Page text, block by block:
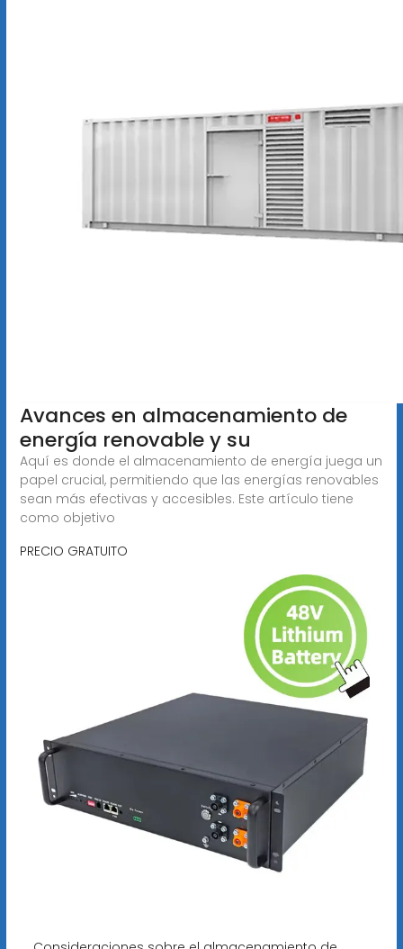
Avances en almacenamiento de
energía renovable y su
Aquí es donde el almacenamiento de energía juega un
papel crucial, permitiendo que las energías renovables
sean más efectivas y accesibles. Este artículo tiene
como objetivo
PRECIO GRATUITO